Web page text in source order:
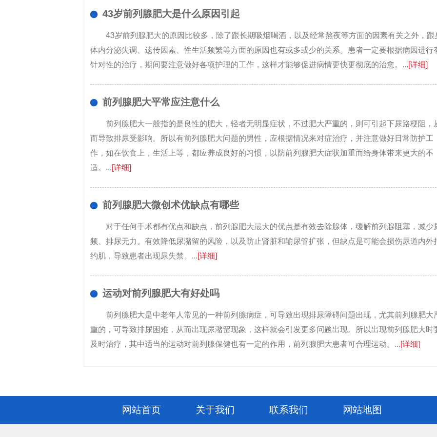
43岁前列腺肥大是什么原因引起
43岁前列腺肥大的原因比较多，除了跟长期吸烟喝酒，以及经常熬夜等方面的因素有关之外，跟
体内分泌失调、遗传因素、性生活频繁等方面的原因也有或多或少的关系。患者一定要根据病因进行
针对性的治疗，期间要注意做好各项护理的工作，这样才能够促进病情更快更彻底的治愈。...[详细]
前列腺肥大平常应注意什么
前列腺肥大一般指的是良性的肥大，轻者无明显症状，不过肥大严重的，则可引起下尿路梗阻，
而导致排尿受影响。所以有前列腺肥大问题的男性，应根据情况来对症治疗，并注意做好日常防护工
作，如在饮食上，生活上等，都应养成良好的习惯，以防前列腺肥大症状加重而给身体带来更大的不
适。...[详细]
前列腺肥大微创术优缺点有哪些
对于任何手术都有优点和缺点，前列腺肥大最大的优点是有效去除腺体，缓解前列腺阻塞，减少
频、排尿无力。有效降低尿潴留的风险，以及防止肾脏和输尿管扩张，但缺点是可能会损伤尿道内外
约肌，导致患者出现尿失禁。...[详细]
运动对前列腺肥大有好处吗
前列腺肥大是中老年人常见的一种前列腺病症，可导致出现排尿障碍问题出现，尤其前列腺肥大
重的，可导致排尿困难，从而出现尿潴留现象，这样就会引发更多问题出现。所以出现前列腺肥大时
及时治疗，其中适当的运动对前列腺保健也有一定的作用，前列腺肥大患者可合理运动。...[详细]
网站首页 关于我们 联系我们 网站地图